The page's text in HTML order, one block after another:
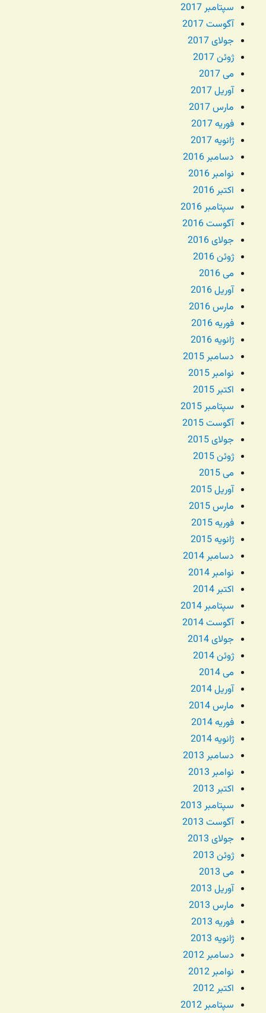
سپتامبر 2017
آگوست 2017
جولای 2017
ژوئن 2017
می 2017
آوریل 2017
مارس 2017
فوریه 2017
ژانویه 2017
دسامبر 2016
نوامبر 2016
اکتبر 2016
سپتامبر 2016
آگوست 2016
جولای 2016
ژوئن 2016
می 2016
آوریل 2016
مارس 2016
فوریه 2016
ژانویه 2016
دسامبر 2015
نوامبر 2015
اکتبر 2015
سپتامبر 2015
آگوست 2015
جولای 2015
ژوئن 2015
می 2015
آوریل 2015
مارس 2015
فوریه 2015
ژانویه 2015
دسامبر 2014
نوامبر 2014
اکتبر 2014
سپتامبر 2014
آگوست 2014
جولای 2014
ژوئن 2014
می 2014
آوریل 2014
مارس 2014
فوریه 2014
ژانویه 2014
دسامبر 2013
نوامبر 2013
اکتبر 2013
سپتامبر 2013
آگوست 2013
جولای 2013
ژوئن 2013
می 2013
آوریل 2013
مارس 2013
فوریه 2013
ژانویه 2013
دسامبر 2012
نوامبر 2012
اکتبر 2012
سپتامبر 2012